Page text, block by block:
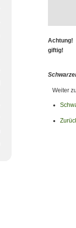
Achtung!
giftig!
Weiter